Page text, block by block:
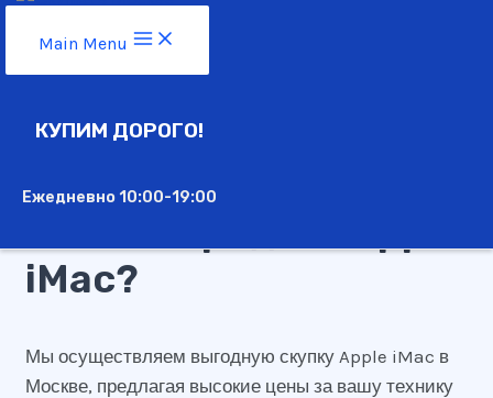
Main Menu
КУПИМ ДОРОГО!
Ежедневно 10:00-19:00
Apple iMac
iMac?
Мы осуществляем выгодную скупку Apple iMac в
Москве, предлагая высокие цены за вашу технику